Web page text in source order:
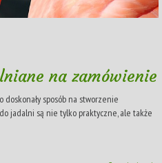
na zamówienie
sposób na stworzenie
jadalni są nie tylko praktyczne, ale także